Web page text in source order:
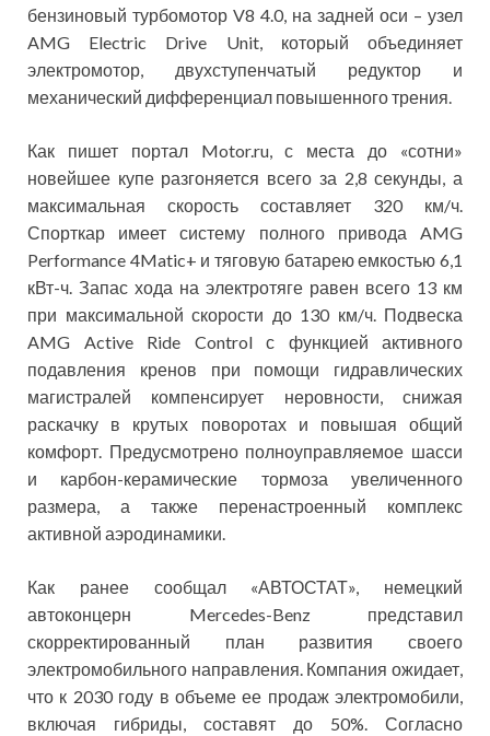
бензиновый турбомотор V8 4.0, на задней оси – узел
AMG Electric Drive Unit, который объединяет
электромотор, двухступенчатый редуктор и
механический дифференциал повышенного трения.
Как пишет портал Motor.ru, с места до «сотни»
новейшее купе разгоняется всего за 2,8 секунды, а
максимальная скорость составляет 320 км/ч.
Спорткар имеет систему полного привода AMG
Performance 4Matic+ и тяговую батарею емкостью 6,1
кВт-ч. Запас хода на электротяге равен всего 13 км
при максимальной скорости до 130 км/ч. Подвеска
AMG Active Ride Control с функцией активного
подавления кренов при помощи гидравлических
магистралей компенсирует неровности, снижая
раскачку в крутых поворотах и повышая общий
комфорт. Предусмотрено полноуправляемое шасси
и карбон-керамические тормоза увеличенного
размера, а также перенастроенный комплекс
активной аэродинамики.
Как ранее сообщал «АВТОСТАТ», немецкий
автоконцерн Mercedes-Benz представил
скорректированный план развития своего
электромобильного направления. Компания ожидает,
что к 2030 году в объеме ее продаж электромобили,
включая гибриды, составят до 50%. Согласно